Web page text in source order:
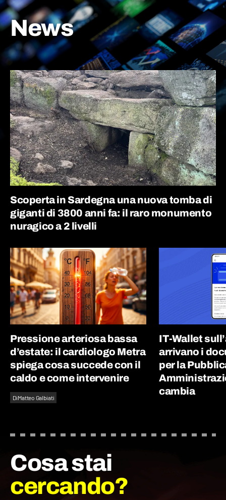
News
Scoperta in Sardegna una nuova tomba di
giganti di 3800 anni fa: il raro monumento
nuragico a 2 livelli
Pressione arteriosa bassa
d’estate: il cardiologo Metra
spiega cosa succede con il
caldo e come intervenire
DiMatteo Galbiati
IT-Wallet
arrivano i
per la
cambia
Cosa stai
cercando?